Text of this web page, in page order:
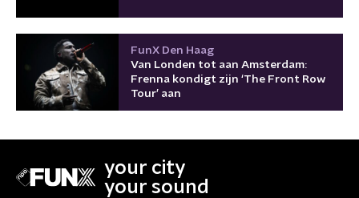
FunX Den Haag
Van Londen tot aan Amsterdam:
Frenna kondigt zijn ‘The Front Row
Tour’ aan
your city
your sound